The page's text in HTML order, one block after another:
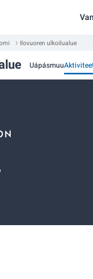
Ilovuoren ulkoilualue
Uápásmuu